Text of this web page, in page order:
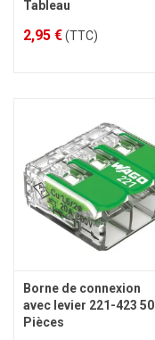
Tableau
2,95 €(TTC)
Borne de connexion
avec levier 221-423 50
Pièces